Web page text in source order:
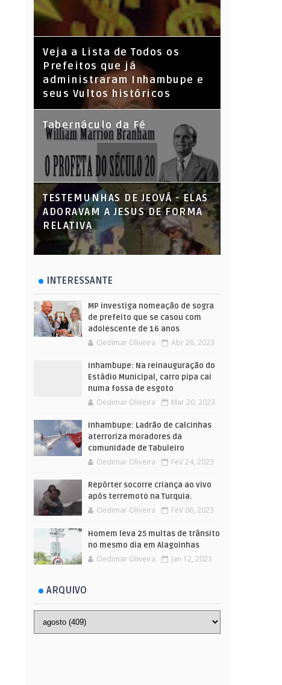
Veja a Lista de Todos os
Prefeitos que já
administraram Inhambupe e
seus Vultos históricos
Tabernáculo da Fé
TESTEMUNHAS DE JEOVÁ - ELAS
ADORAVAM A JESUS DE FORMA
RELATIVA
INTERESSANTE
MP investiga nomeação de sogra
de prefeito que se casou com
adolescente de 16 anos
Oedimar Oliveira Abr 26, 2023
Inhambupe: Na reinauguração do
Estádio Municipal, carro pipa cai
numa fossa de esgoto
Oedimar Oliveira Mar 20, 2023
Inhambupe: Ladrão de calcinhas
aterroriza moradores da
comunidade de Tabuleiro
Oedimar Oliveira FeV 24, 2023
Repórter socorre criança ao vivo
após terremoto na Turquia.
Oedimar Oliveira FeV 06, 2023
Homem leva 25 multas de trânsito
no mesmo dia em Alagoinhas
Oedimar Oliveira Jan 12, 2023
ARQUIVO